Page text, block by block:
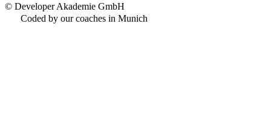
© Developer Akademie GmbH
Coded by our coaches in Munich